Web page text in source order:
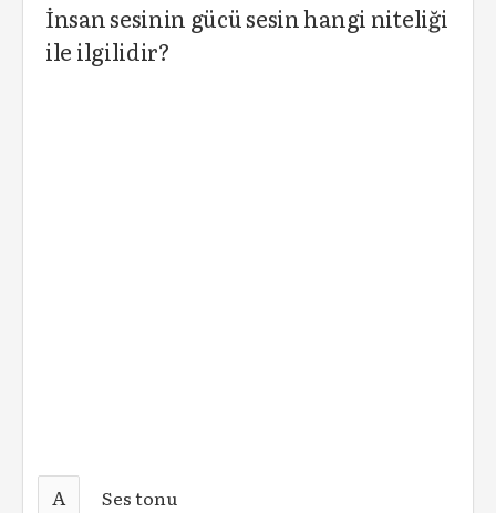
İnsan sesinin gücü sesin hangi niteliği
ile ilgilidir?
A Ses tonu